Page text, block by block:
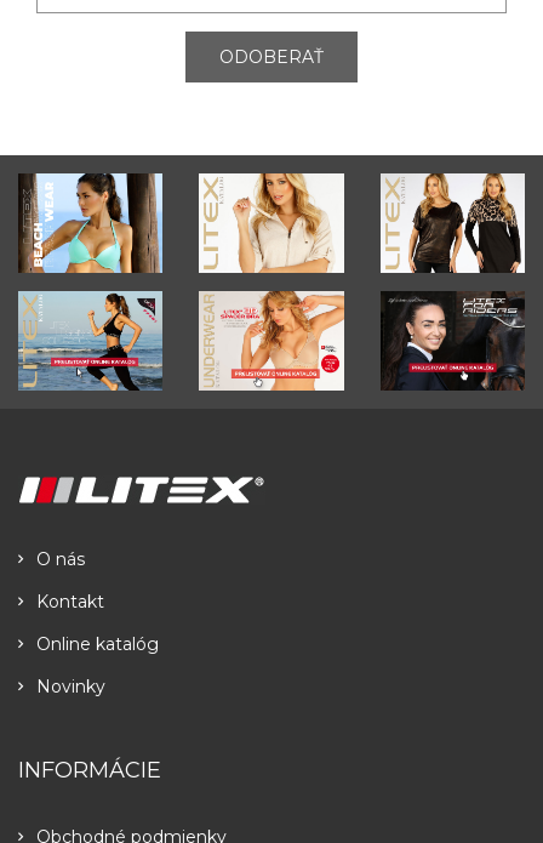
ODOBERAŤ
O nás
Kontakt
Online katalóg
Novinky
INFORMÁCIE
Obchodné podmienky